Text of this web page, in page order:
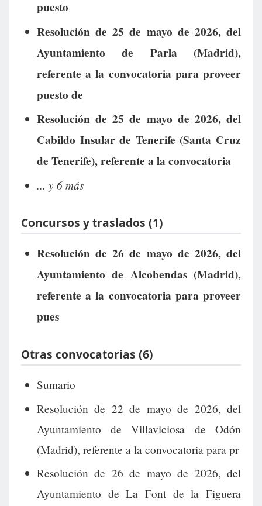
puesto
Resolución de 25 de mayo de 2026, del
Ayuntamiento de Parla (Madrid),
referente a la convocatoria para proveer
puesto de
Resolución de 25 de mayo de 2026, del
Cabildo Insular de Tenerife (Santa Cruz
de Tenerife), referente a la convocatoria
... y 6 más
Concursos y traslados (1)
Resolución de 26 de mayo de 2026, del
Ayuntamiento de Alcobendas (Madrid),
referente a la convocatoria para proveer
pues
Otras convocatorias (6)
Sumario
Resolución de 22 de mayo de 2026, del
Ayuntamiento de Villaviciosa de Odón
(Madrid), referente a la convocatoria para pr
Resolución de 26 de mayo de 2026, del
Ayuntamiento de La Font de la Figuera